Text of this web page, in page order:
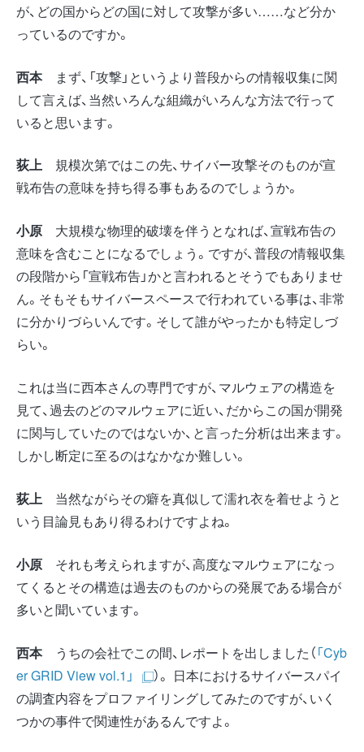
が、どの国からどの国に対して攻撃が多い……など分か
っているのですか。
西本まず、「攻撃」というより普段からの情報収集に関
して言えば、当然いろんな組織がいろんな方法で行って
いると思います。
荻上 規模次第ではこの先、サイバー攻撃そのものが宣
戦布告の意味を持ち得る事もあるのでしょうか。
小原 大規模な物理的破壊を伴うとなれば、宣戦布告の
意味を含むことになるでしょう。ですが、普段の情報収集
の段階から「宣戦布告」かと言われるとそうでもありませ
ん。そもそもサイバースペースで行われている事は、非常
に分かりづらいんです。そして誰がやったかも特定しづ
らい。
これは当に西本さんの専門ですが、マルウェアの構造を
見て、過去のどのマルウェアに近い、だからこの国が開発
に関与していたのではないか、と言った分析は出来ます。
しかし断定に至るのはなかなか難しい。
荻上 当然ながらその癖を真似して濡れ衣を着せようと
いう目論見もあり得るわけですよね。
小原 それも考えられますが、高度なマルウェアになっ
てくるとその構造は過去のものからの発展である場合が
多いと聞いています。
西本うちの会社でこの間、レポートを出しました（「Cyb
er GRID View vol.1」
）。 日本におけるサイバースパイ
の調査内容をプロファイリングしてみたのですが、いく
つかの事件で関連性があるんですよ。